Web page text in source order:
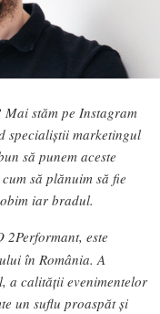
stăm pe Instagram
specialiștii marketingul
să punem aceste
să plănuim să fie
iar bradul.
2Performant, este
în România. A
a calității evenimentelor
un suflu proaspăt și